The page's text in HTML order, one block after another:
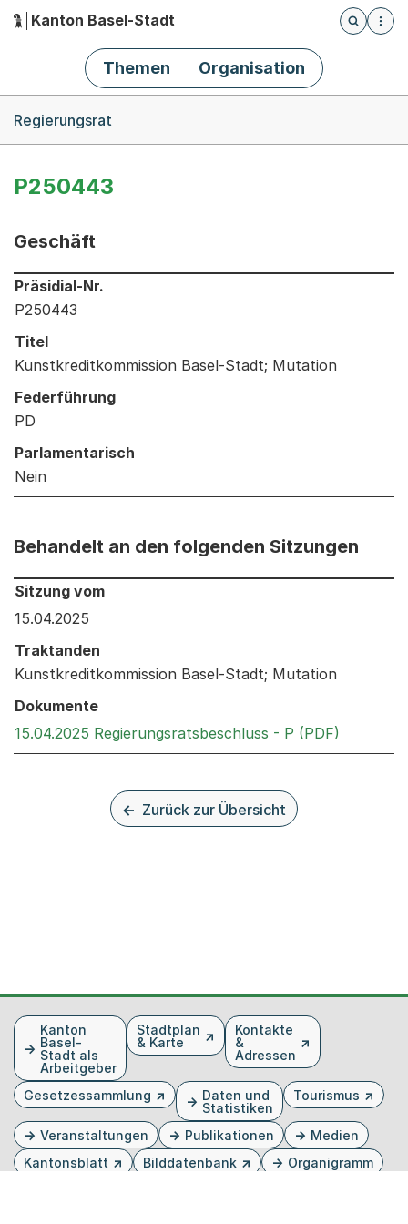
Hauptnavigation
Kanton Basel-Stadt
Öffnet
Themen Organisation
Regierungsrat
P250443
Geschäft
Informationen zum Ausgewählten Geschäft
Präsidial-Nr.
P250443
Titel
Kunstkreditkommission Basel-Stadt; Mutation
Federführung
PD
Parlamentarisch
Nein
Behandelt an den folgenden Sitzungen
Behandelt an den folgenden Sitzungen: Informationen
Sitzung vom
15.04.2025
Traktanden
Kunstkreditkommission Basel-Stadt; Mutation
Dokumente
15.04.2025 Regierungsratsbeschluss - P (PDF)
Zurück zur Übersicht
FusszeileKanton
Basel-
Stadt als
Arbeitgeber
Stadtplan
& Karte
Kontakte
&
Adressen
Gesetzessammlung
Daten und
Statistiken
Tourismus
Veranstaltungen Publikationen
Medien
Kantonsblatt
Bilddatenbank
Organigramm